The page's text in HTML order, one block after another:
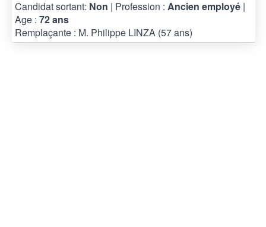
Candidat sortant: Non | Profession : Ancien employé |
Age : 72 ans
Remplaçante : M. Philippe LINZA (57 ans)